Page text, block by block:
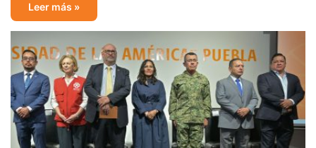
Leer más »